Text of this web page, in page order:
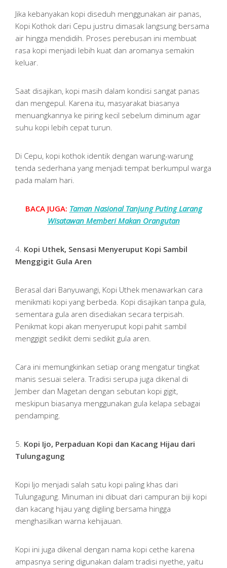
Jika kebanyakan kopi diseduh menggunakan air panas,
Kopi Kothok dari Cepu justru dimasak langsung bersama
air hingga mendidih. Proses perebusan ini membuat
rasa kopi menjadi lebih kuat dan aromanya semakin
keluar.
Saat disajikan, kopi masih dalam kondisi sangat panas
dan mengepul. Karena itu, masyarakat biasanya
menuangkannya ke piring kecil sebelum diminum agar
suhu kopi lebih cepat turun.
Di Cepu, kopi kothok identik dengan warung-warung
tenda sederhana yang menjadi tempat berkumpul warga
pada malam hari.
BACA JUGA: Taman Nasional Tanjung Puting Larang
Wisatawan Memberi Makan Orangutan
4. Kopi Uthek, Sensasi Menyeruput Kopi Sambil
Menggigit Gula Aren
Berasal dari Banyuwangi, Kopi Uthek menawarkan cara
menikmati kopi yang berbeda. Kopi disajikan tanpa gula,
sementara gula aren disediakan secara terpisah.
Penikmat kopi akan menyeruput kopi pahit sambil
menggigit sedikit demi sedikit gula aren.
Cara ini memungkinkan setiap orang mengatur tingkat
manis sesuai selera. Tradisi serupa juga dikenal di
Jember dan Magetan dengan sebutan kopi gigit,
meskipun biasanya menggunakan gula kelapa sebagai
pendamping.
5. Kopi Ijo, Perpaduan Kopi dan Kacang Hijau dari
Tulungagung
Kopi Ijo menjadi salah satu kopi paling khas dari
Tulungagung. Minuman ini dibuat dari campuran biji kopi
dan kacang hijau yang digiling bersama hingga
menghasilkan warna kehijauan.
Kopi ini juga dikenal dengan nama kopi cethe karena
ampasnya sering digunakan dalam tradisi nyethe, yaitu